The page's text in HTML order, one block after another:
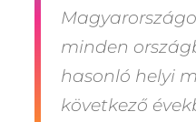
minden
hasonló helyi
következő